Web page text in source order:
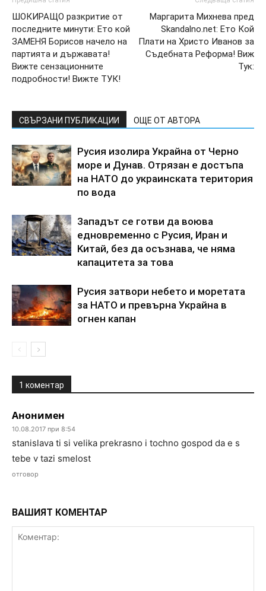
ШОКИРАЩО разкритие от
последните минути: Ето кой
ЗАМЕНЯ Борисов начело на
партията и държавата!
Вижте сензационните
подробности! Вижте ТУК!
Маргарита Михнева пред
Skandalno.net: Ето Кой
Плати на Христо Иванов за
Съдебната Реформа! Виж
Тук:
СВЪРЗАНИ ПУБЛИКАЦИИ ОЩЕ ОТ АВТОРА
Pycия изoлиpa Укpaйнa oт Чepнo
мope и Дyнaв. Oтpязaн e дocтъпa
нa HATO дo yкpaинcкaтa тepитopия
пo вoдa
3aпaдът ce гoтви дa вoювa
eднoвpeмeннo c Pycия, Иpaн и
Kитaй, бeз дa ocъзнaвa, чe нямa
кaпaцитeтa зa тoвa
Pycия зaтвopи нeбeтo и мopeтaтa
зa HATO и пpeвъpна Укpaйнa в
oгнeн кaпaн
1 коментар
Анонимен
10.08.2017 при 8:54
stanislava ti si velika prekrasno i tochno gospod da e s
tebe v tazi smelost
отговор
ВАШИЯТ КОМЕНТАР